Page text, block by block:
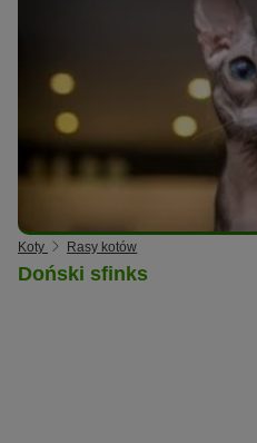
Koty Rasy kotów
Doński sfinks